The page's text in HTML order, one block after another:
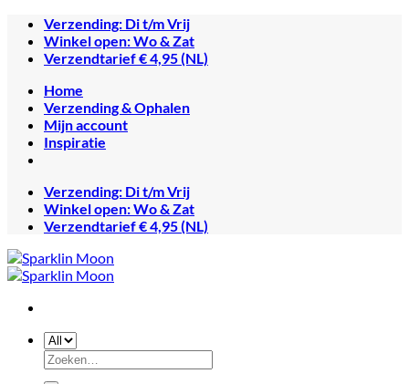
naar
inhoud
Verzending: Di t/m Vrij
Winkel open: Wo & Zat
Verzendtarief € 4,95 (NL)
Home
Verzending & Ophalen
Mijn account
Inspiratie
Verzending: Di t/m Vrij
Winkel open: Wo & Zat
Verzendtarief € 4,95 (NL)
Zoeken
naar: